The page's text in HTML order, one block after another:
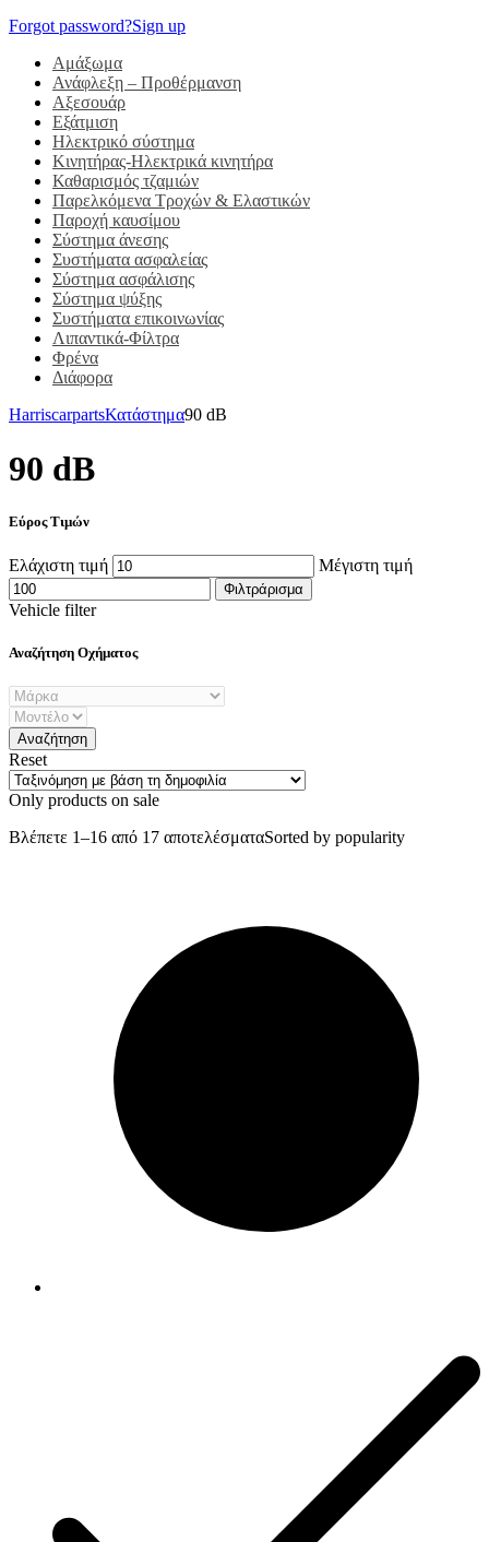
Forgot password?Sign up
Αμάξωμα
Ανάφλεξη – Προθέρμανση
Αξεσουάρ
Εξάτμιση
Ηλεκτρικό σύστημα
Κινητήρας-Ηλεκτρικά κινητήρα
Καθαρισμός τζαμιών
Παρελκόμενα Τροχών & Ελαστικών
Παροχή καυσίμου
Σύστημα άνεσης
Συστήματα ασφαλείας
Σύστημα ασφάλισης
Σύστημα ψύξης
Συστήματα επικοινωνίας
Λιπαντικά-Φίλτρα
Φρένα
Διάφορα
HarriscarpartsΚατάστημα90 dB
90 dB
Εύρος Τιμών
Ελάχιστη τιμή Μέγιστη τιμή
Φιλτράρισμα
Vehicle filter
Αναζήτηση Οχήματος
Reset
Only products on sale
Βλέπετε 1–16 από 17 αποτελέσματαSorted by popularity